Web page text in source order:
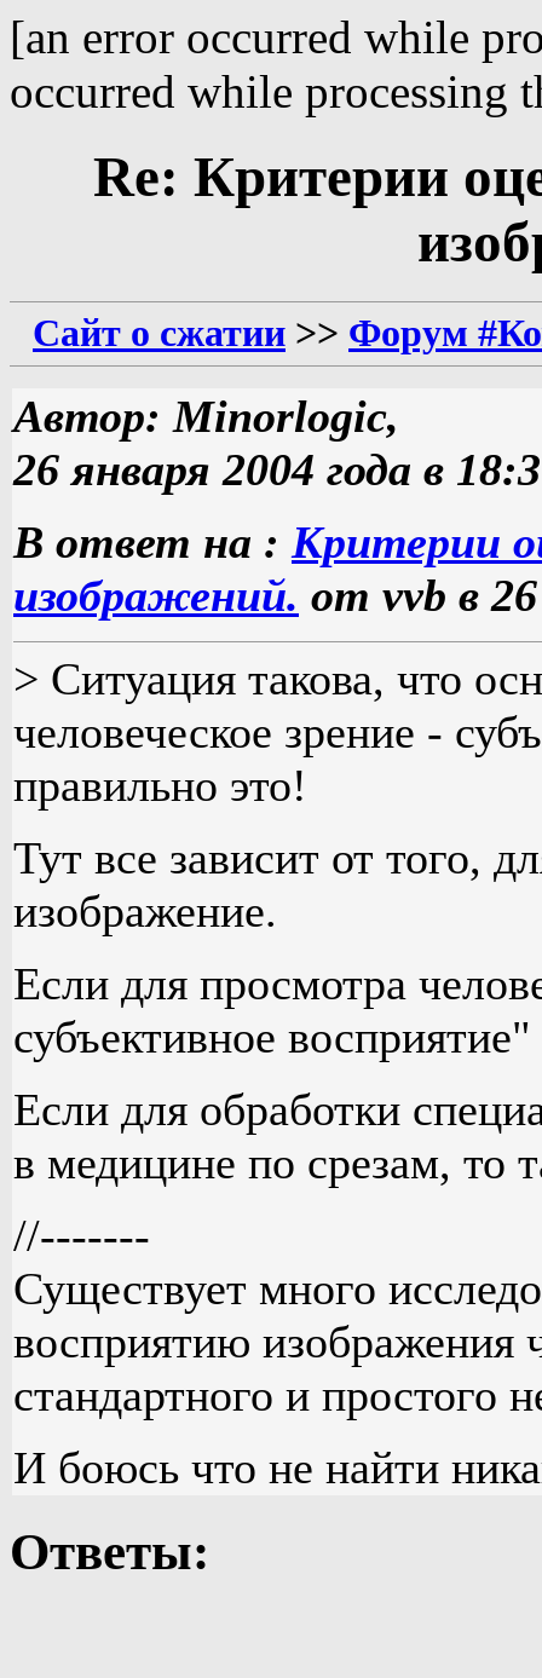
[an error occurred while
occurred while processing
Re: Критерии
Сайт о сжатии >> Форум
Автор: Minorlogic,
26 января 2004 года в
В ответ на : Критерии
изображений. от vvb в
> Ситуация такова, что
человеческое зрение -
правильно это!
Тут все зависит от того,
изображение.
Если для просмотра
субъективное
Если для обработки
в медицине по срезам, то
//-------
Существует много
восприятию изображения
стандартного и простого
И боюсь что не найти
Ответы: